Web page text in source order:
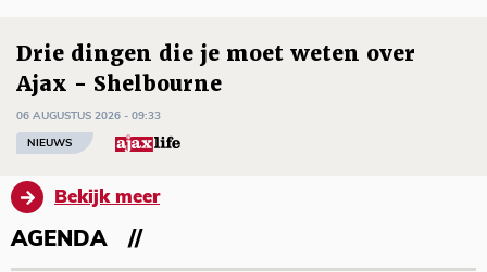
Drie dingen die je moet weten over
Ajax - Shelbourne
06 AUGUSTUS 2026 - 09:33
NIEUWS
Bekijk meer
AGENDA